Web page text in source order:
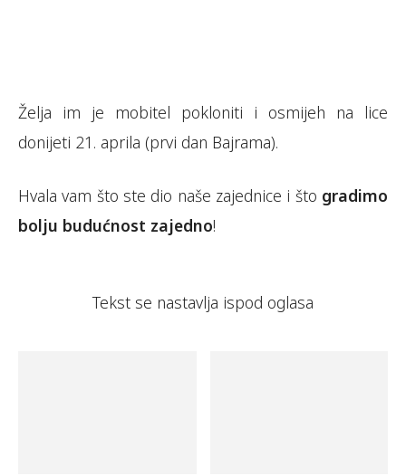
Želja im je mobitel pokloniti i osmijeh na lice
donijeti 21. aprila (prvi dan Bajrama).
Hvala vam što ste dio naše zajednice i što gradimo
bolju budućnost zajedno!
Tekst se nastavlja ispod oglasa